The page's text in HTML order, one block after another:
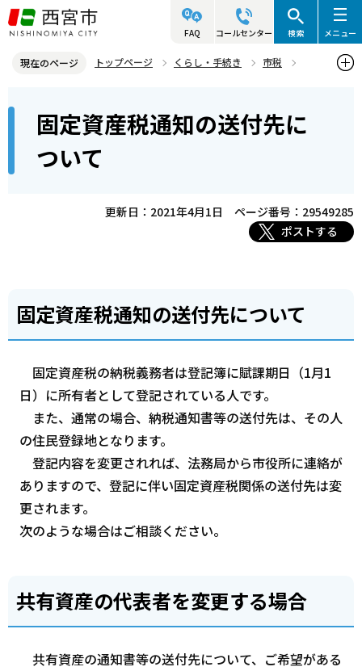
こ
の
ジ
頭
FAQ コールセンター 検索 メニュー
現在のページ トップページ くらし・手続き
市税
固定資産税通知の送付先に
ついて
更新日：2021年4月1日
ページ番号：29549285
ポストする
固定資産税通知の送付先について
固定資産税の納税義務者は登記簿に賦課期日（1月1
日）に所有者として登記されている人です。
また、通常の場合、納税通知書等の送付先は、その人
の住民登録地となります。
登記内容を変更されれば、法務局から市役所に連絡が
ありますので、登記に伴い固定資産税関係の送付先は変
更されます。
次のような場合はご相談ください。
共有資産の代表者を変更する場合
共有資産の通知書等の送付先について、ご希望がある